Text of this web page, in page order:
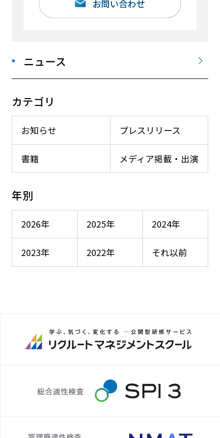
ニュース
カテゴリ
お知らせ プレスリリース
メディア掲載・出演
書籍
年別
2026年 2025年 2024年
2023年 2022年 それ以前
お問い合わせ